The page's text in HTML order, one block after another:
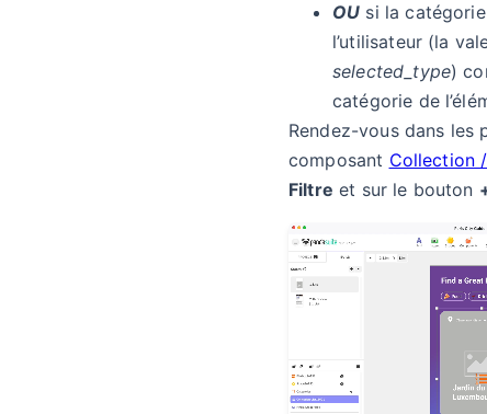
OU si la
l’utilisateur (la
selected_type)
catégorie de
Rendez-vous dans les
composant Collection
Filtre et sur le bouton